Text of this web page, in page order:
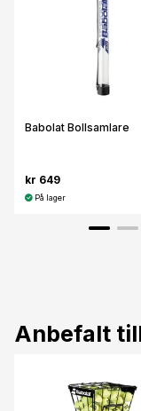
Babolat Bollsamlare
kr 649
På lager
Anbefalt